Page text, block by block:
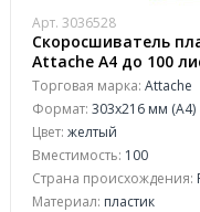
Арт. 3036528
Скоросшиватель
Attache А4 до 100
обложки 0.11/0.15
Торговая марка: Attache
Формат: 303x216 мм (А4)
Цвет: желтый
Вместимость: 100
Страна происхождения:
Материал: пластик